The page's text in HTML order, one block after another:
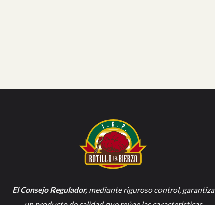
El Consejo Regulador,mediante riguroso control, garantiza